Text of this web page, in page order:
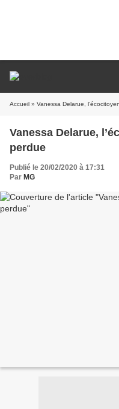
Accueil » Vanessa Delarue,
Vanessa Delarue,
perdue
Publié le 20/02/2020 à 17:31
Par MG